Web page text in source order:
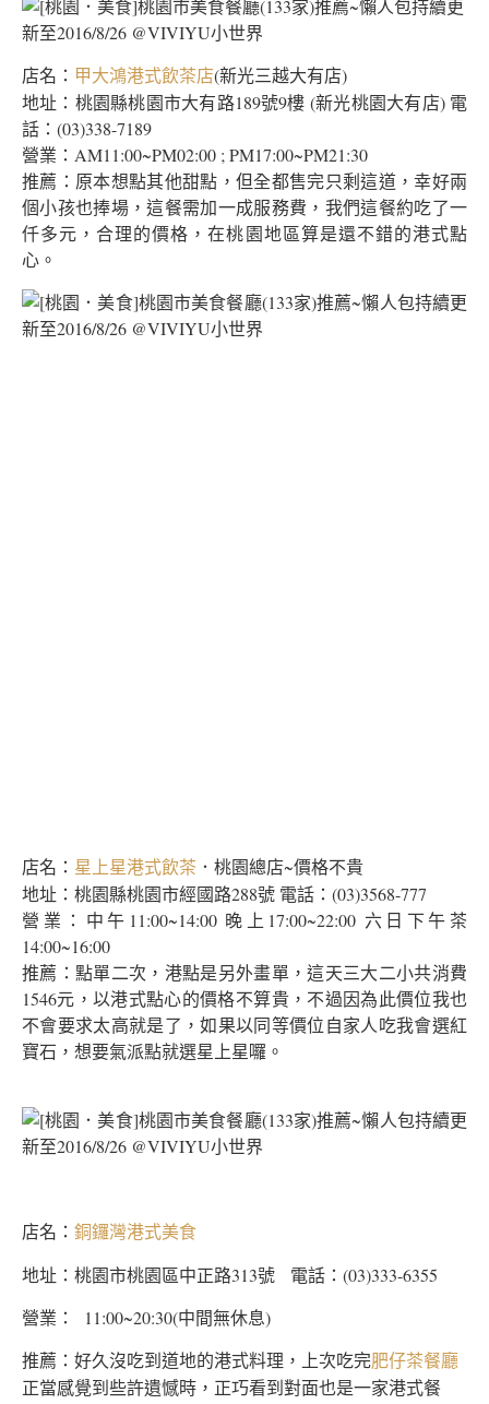
店名： 甲大鴻港式飲茶店(新光三越大有店)
地址：桃園縣桃園市大有路189號9樓 (新光桃園大有店) 電
話：(03)338-7189
營業：AM11:00~PM02:00 ; PM17:00~PM21:30
推薦：原本想點其他甜點，但全都售完只剩這道，幸好兩
個小孩也捧場，這餐需加一成服務費，我們這餐約吃了一
仟多元，合理的價格，在桃園地區算是還不錯的港式點
心。
店名： 星上星港式飲茶 ．桃園總店~價格不貴
地址：桃園縣桃園市經國路288號 電話：(03)3568-777
營業：中午11:00~14:00 晚上17:00~22:00 六日下午茶
14:00~16:00
推薦：點單二次，港點是另外畫單，這天三大二小共消費
1546元，以港式點心的價格不算貴，不過因為此價位我也
不會要求太高就是了，如果以同等價位自家人吃我會選紅
寶石，想要氣派點就選星上星囉。
店名： 銅鑼灣港式美食
地址：桃園市桃園區中正路313號 電話：(03)333-6355
營業： 11:00~20:30(中間無休息)
推薦：好久沒吃到道地的港式料理，上次吃完肥仔茶餐廳
正當感覺到些許遺憾時，正巧看到對面也是一家港式餐